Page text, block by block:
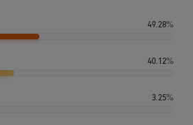
49.28%
40.12%
3.25%